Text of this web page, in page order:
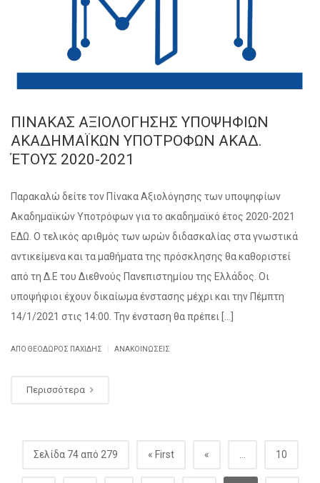
ΠΙΝΑΚΑΣ ΑΞΙΟΛΟΓΗΣΗΣ ΥΠΟΨΗΦΙΩΝ
ΑΚΑΔΗΜΑΪΚΩΝ ΥΠΟΤΡΟΦΩΝ ΑΚΑΔ.
ΈΤΟΥΣ 2020-2021
Παρακαλώ δείτε τον Πίνακα Αξιολόγησης των υποψηφίων
Ακαδημαϊκών Υποτρόφων για το ακαδημαϊκό έτος 2020-2021
ΕΔΩ. Ο τελικός αριθμός των ωρών διδασκαλίας στα γνωστικά
αντικείμενα και τα μαθήματα της πρόσκλησης θα καθοριστεί
από τη Δ.Ε του Διεθνούς Πανεπιστημίου της Ελλάδος. Οι
υποψήφιοι έχουν δικαίωμα ένστασης μέχρι και την Πέμπτη
14/1/2021 στις 14:00. Την ένσταση θα πρέπει […]
ΑΠΌ ΘΕΌΔΩΡΟΣ ΠΑΧΊΔΗΣ ΑΝΑΚΟΙΝΏΣΕΙΣ
Περισσότερα
Σελίδα 74 από 279 « First « ... 10